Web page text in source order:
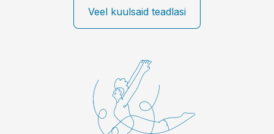
Veel kuulsaid teadlasi